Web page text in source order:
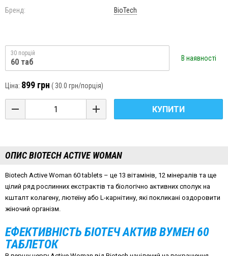
Бренд:
BioTech
30 порцій
60 таб В наявності
Ціна: 899 грн ( 30.0 грн/порція)
КУПИТИ
ОПИС BIOTECH ACTIVE WOMAN
Biotech Active Woman 60 tablets – це 13 вітамінів, 12 мінералів та ще
цілий ряд рослинних екстрактів та біологічно активних сполук на
кшталт колагену, лютеїну або L-карнітину, які покликані оздоровити
жіночий організм.
ЕФЕКТИВНІСТЬ БІОТЕЧ АКТИВ ВУМЕН 60
ТАБЛЕТОК